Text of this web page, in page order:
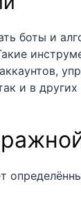
боты и
и в